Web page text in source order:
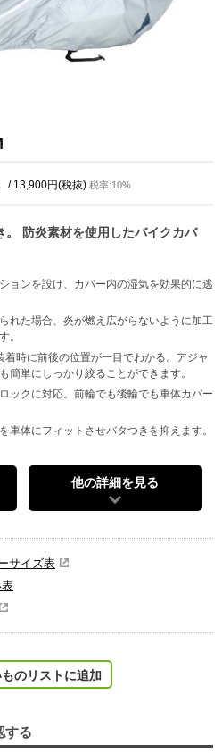
/ 13,900円(税抜) 税率:10%
防炎素材を使用したバイクカバ
ョンを設け、カバー内の湿気を効果的に逃
れた場合、炎が燃え広がらないように加工
。
時に前後の位置が一目でわかる。アジャ
簡単にしっかり絞ることができます。
ックに対応。前輪でも後輪でも車体カバー
車体にフィットさせバタつきを抑えます。
他の詳細を見る
サイズ表
のリストに追加
する